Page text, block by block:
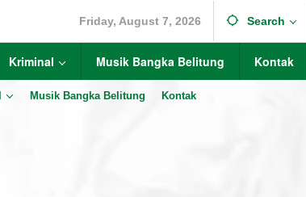
Friday, August 7, 2026 Search
Kriminal Musik Bangka Belitung Kontak
Musik Bangka Belitung Kontak